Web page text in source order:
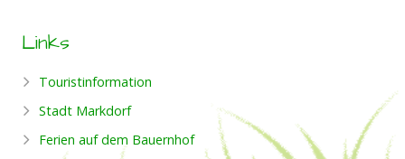
Links
Touristinformation
Stadt Markdorf
Ferien auf dem Bauernhof